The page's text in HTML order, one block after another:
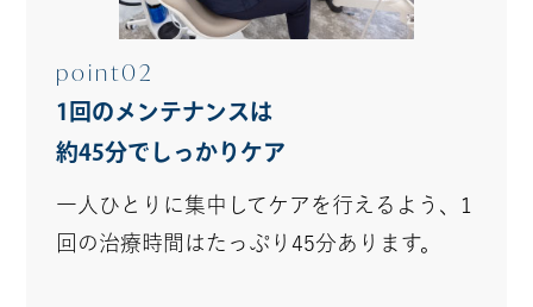
point02
1回のメンテナンスは
約45分でしっかりケア
一人ひとりに集中してケアを行えるよう、1
回の治療時間はたっぷり45分あります。